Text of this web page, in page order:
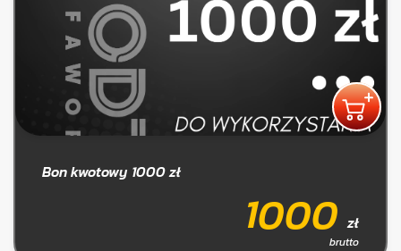
Bon kwotowy 1000 zł
1000zł
brutto